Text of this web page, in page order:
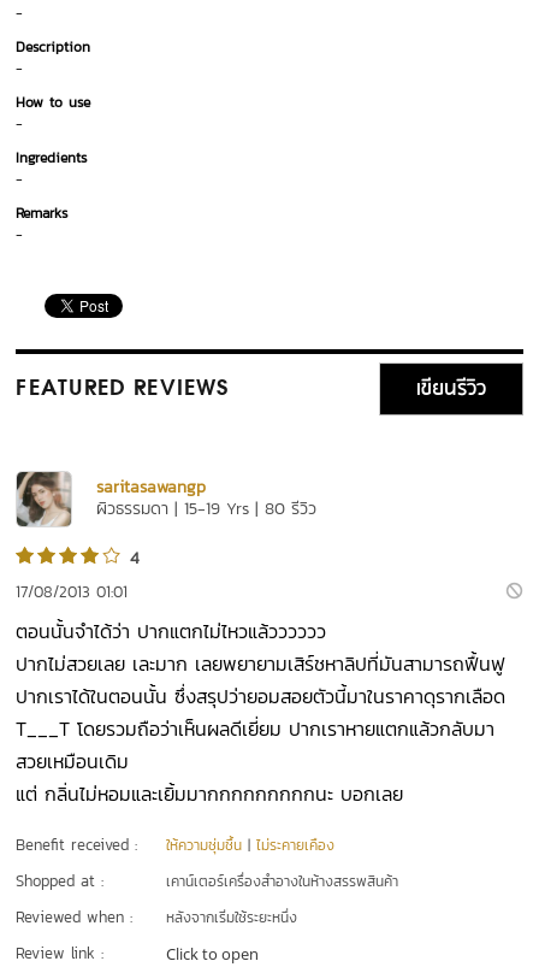
-
Description
-
How to use
-
Ingredients
-
Remarks
-
FEATURED REVIEWS เขียนรีวิว
saritasawangp
ผิวธรรมดา | 15-19 Yrs | 80 รีวิว
4
17/08/2013 01:01
ตอนนั้นจำได้ว่า ปากแตกไม่ไหวแล้วววววว
ปากไม่สวยเลย เละมาก เลยพยายามเสิร์ชหาลิปที่มันสามารถฟื้นฟู
ปากเราได้ในตอนนั้น ซึ่งสรุปว่ายอมสอยตัวนี้มาในราคาดุรากเลือด
T___T โดยรวมถือว่าเห็นผลดีเยี่ยม ปากเราหายแตกแล้วกลับมา
สวยเหมือนเดิม
แต่ กลิ่นไม่หอมและเยิ้มมากกกกกกกกกนะ บอกเลย
Benefit received : ให้ความชุ่มชื้น |ไม่ระคายเคือง
Shopped at : เคาน์เตอร์เครื่องสำอางในห้างสรรพสินค้า
Reviewed when : หลังจากเริ่มใช้ระยะหนึ่ง
Review link : Click to open